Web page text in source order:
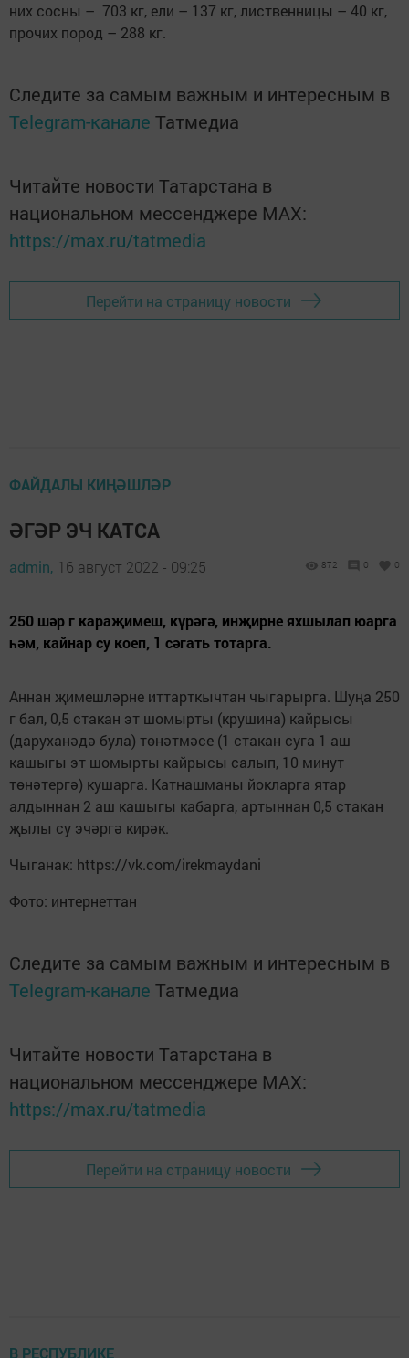
них сосны – 703 кг, ели – 137 кг, лиственницы – 40 кг,
прочих пород – 288 кг.
Следите за самым важным и интересным в
Telegram-канале Татмедиа
Читайте новости Татарстана в
национальном мессенджере MАХ:
https://max.ru/tatmedia
Перейти на страницу новости
ФАЙДАЛЫ КИҢӘШЛӘР
ӘГӘР ЭЧ КАТСА
admin, 16 август 2022 - 09:25 872 0 0
250 шәр г караҗимеш, күрәгә, инҗирне яхшылап юарга
һәм, кайнар су коеп, 1 сәгать тотарга.
Аннан җимешләрне иттарткычтан чыгарырга. Шуңа 250
г бал, 0,5 стакан эт шомырты (крушина) кайрысы
(даруханәдә була) төнәтмәсе (1 стакан суга 1 аш
кашыгы эт шомырты кайрысы салып, 10 минут
төнәтергә) кушарга. Катнашманы йокларга ятар
алдыннан 2 аш кашыгы кабарга, артыннан 0,5 стакан
җылы су эчәргә кирәк.
Чыганак: https://vk.com/irekmaydani
Фото: интернеттан
Следите за самым важным и интересным в
Telegram-канале Татмедиа
Читайте новости Татарстана в
национальном мессенджере MАХ:
https://max.ru/tatmedia
Перейти на страницу новости
В РЕСПУБЛИКЕ